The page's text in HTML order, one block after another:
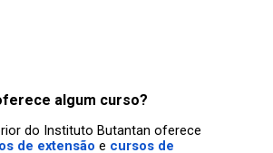
algum curso?
do Instituto Butantan oferece
de extensão e cursos de